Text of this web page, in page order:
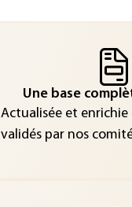
Une base
Actualisée et enrichie
validés par nos